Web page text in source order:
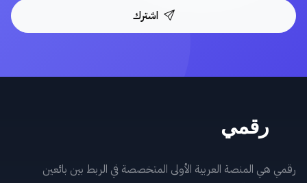
اشترك
رقمي هي المنصة العربية الأولى المتخصصة في الربط بين بائعين